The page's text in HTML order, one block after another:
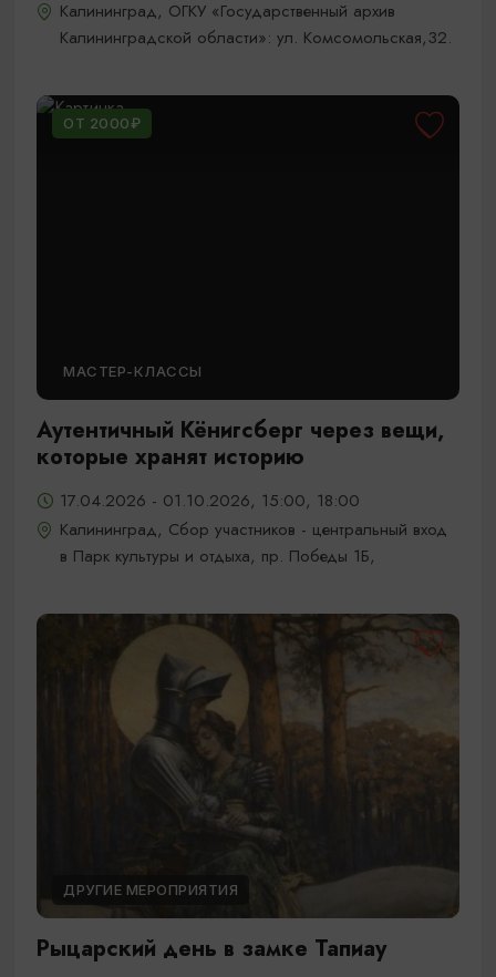
Калининград, ОГКУ «Государственный архив
Калининградской области»: ул. Комсомольская,32.
ОТ 2000₽
МАСТЕР-КЛАССЫ
Аутентичный Кёнигсберг через вещи,
которые хранят историю
17.04.2026 - 01.10.2026, 15:00, 18:00
Калининград, Сбор участников - центральный вход
в Парк культуры и отдыха, пр. Победы 1Б,
ДРУГИЕ МЕРОПРИЯТИЯ
Рыцарский день в замке Тапиау